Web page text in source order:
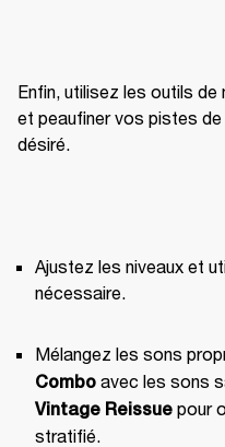
Enfin, utilisez les outils de
et peaufiner vos pistes
désiré.
Ajustez les niveaux et
nécessaire.
Mélangez les sons
Combo avec les sons
Vintage Reissue pour
stratifié.